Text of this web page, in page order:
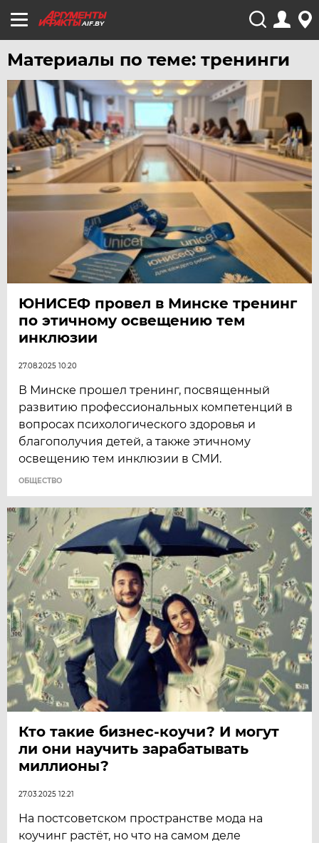
AIF.BY
Материалы по теме: тренинги
ЮНИСЕФ провел в Минске тренинг
по этичному освещению тем
инклюзии
27.08.2025 10:20
В Минске прошел тренинг, посвященный
развитию профессиональных компетенций в
вопросах психологического здоровья и
благополучия детей, а также этичному
освещению тем инклюзии в СМИ.
ОБЩЕСТВО
Кто такие бизнес-коучи? И могут
ли они научить зарабатывать
миллионы?
27.03.2025 12:21
На постсоветском пространстве мода на
коучинг растёт, но что на самом деле